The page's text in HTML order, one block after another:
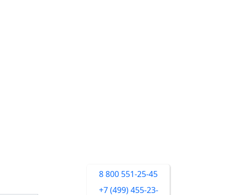
8 800 551-25-45
+7 (499) 455-23-